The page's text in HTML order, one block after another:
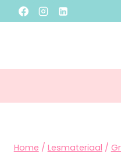
Home / Lesmateriaal /